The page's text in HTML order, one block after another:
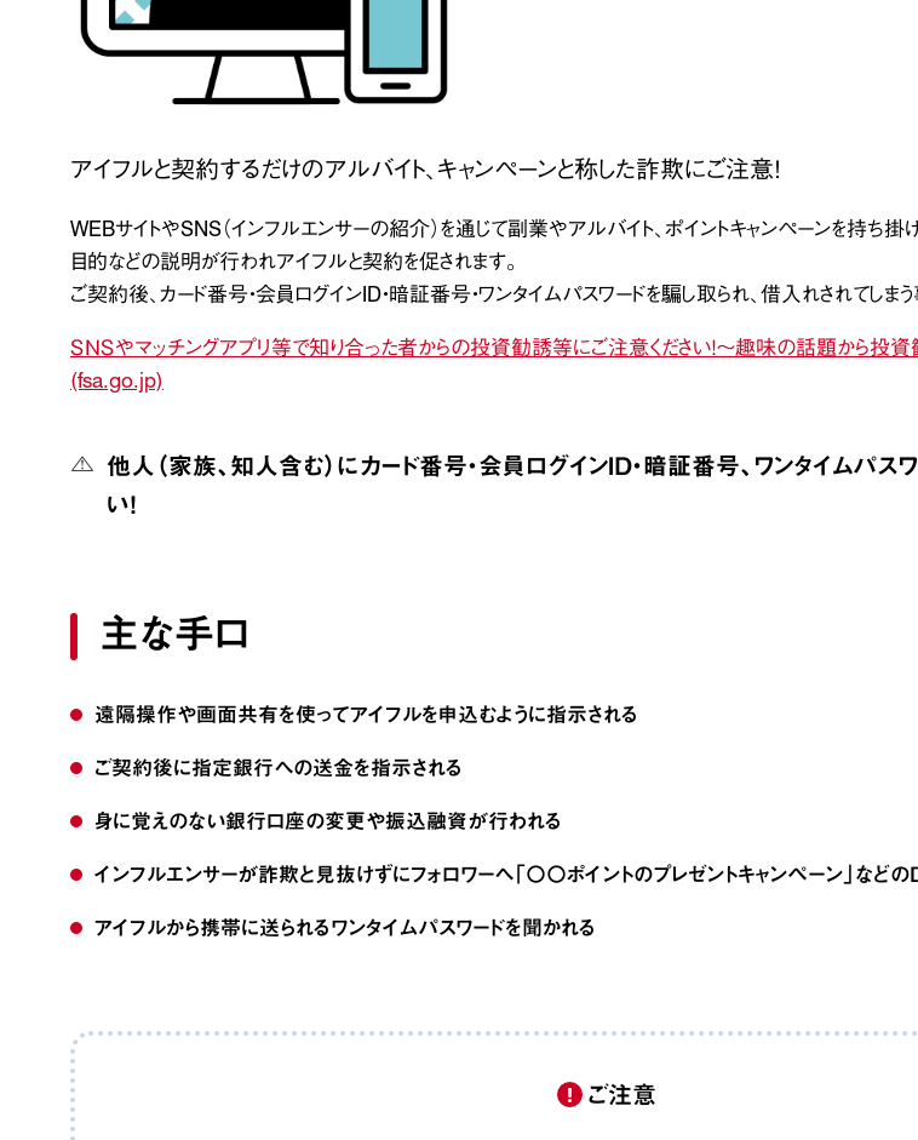
アイフルと契約するだけのアルバイト、キャンペーンと称した詐欺にご注意！
WEBサイトやSNS（インフルエンサーの紹介）を通じて副業やアルバイト、ポイントキャンペーンを持ち
目的などの説明が行われアイフルと契約を促されます。
ご契約後、カード番号・会員ログインID・暗証番号・ワンタイムパスワードを騙し取られ、借入れされてしま
ＳＮＳやマッチングアプリ等で知り合った者からの投資勧誘等にご注意ください！～趣味の話題から投資勧
(fsa.go.jp)
⚠ 他人（家族、知人含む）にカード番号・会員ログインID・暗証番号、ワンタイムパス
い！
主な手口
遠隔操作や画面共有を使ってアイフルを申込むように指示される
ご契約後に指定銀行への送金を指示される
身に覚えのない銀行口座の変更や振込融資が行われる
インフルエンサーが詐欺と見抜けずにフォロワーへ「〇〇ポイントのプレゼントキャンペーン」など
アイフルから携帯に送られるワンタイムパスワードを聞かれる
ご注意